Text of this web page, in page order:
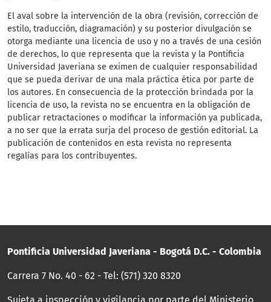
El aval sobre la intervención de la obra (revisión, corrección de
estilo, traducción, diagramación) y su posterior divulgación se
otorga mediante una licencia de uso y no a través de una cesión
de derechos, lo que representa que la revista y la Pontificia
Universidad Javeriana se eximen de cualquier responsabilidad
que se pueda derivar de una mala práctica ética por parte de
los autores. En consecuencia de la protección brindada por la
licencia de uso, la revista no se encuentra en la obligación de
publicar retractaciones o modificar la información ya publicada,
a no ser que la errata surja del proceso de gestión editorial. La
publicación de contenidos en esta revista no representa
regalías para los contribuyentes.
Pontificia Universidad Javeriana - Bogotá D.C. - Colombia
Carrera 7 No. 40 - 62 - Tel: (571) 320 8320